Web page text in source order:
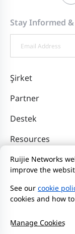
Stay Informed
Şirket
Partner
Destek
Resources
Bize Ulaşın
Web Sitesi
Bildirim Başlat
Ruijie Networks
improve the
See our cookie
cookies and how
Manage Cookies